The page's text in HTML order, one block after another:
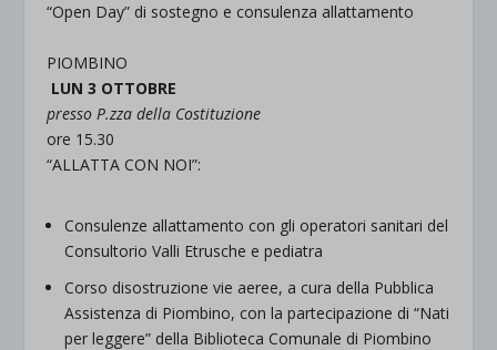
“Open Day” di sostegno e consulenza allattamento
PIOMBINO
LUN 3 OTTOBRE
presso P.zza della Costituzione
ore 15.30
“ALLATTA CON NOI”:
Consulenze allattamento con gli operatori sanitari del
Consultorio Valli Etrusche e pediatra
Corso disostruzione vie aeree, a cura della Pubblica
Assistenza di Piombino, con la partecipazione di “Nati
per leggere” della Biblioteca Comunale di Piombino